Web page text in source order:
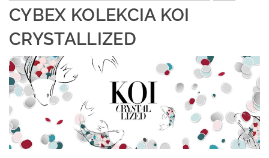
CYBEX KOLEKCIA KOI
CRYSTALLIZED